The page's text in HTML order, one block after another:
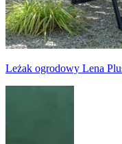
Leżak ogrodowy Lena